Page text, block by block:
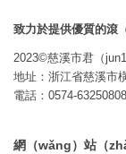
致力於提供優質的滾
2023©慈溪市君（
地址：浙江省慈溪市
電話：0574-63250808
網（wǎng）站（